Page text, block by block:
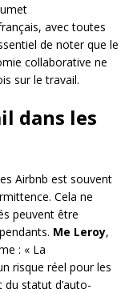
avec toutes
de noter que le
collaborative ne
sur le travail.
dans les
Airbnb est souvent
Cela ne
peuvent être
Me Leroy,
: « La
risque réel pour les
statut d’auto-